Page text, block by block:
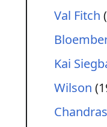
Val Fitch
Kai
Wilson